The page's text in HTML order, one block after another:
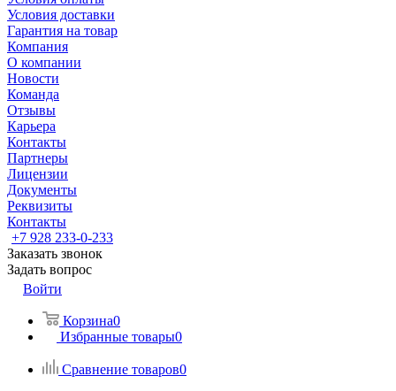
Условия доставки
Гарантия на товар
Компания
О компании
Новости
Команда
Отзывы
Карьера
Контакты
Партнеры
Лицензии
Документы
Реквизиты
Контакты
+7 928 233-0-233
Заказать звонок
Задать вопрос
Войти
Корзина0
Избранные товары0
Сравнение товаров0